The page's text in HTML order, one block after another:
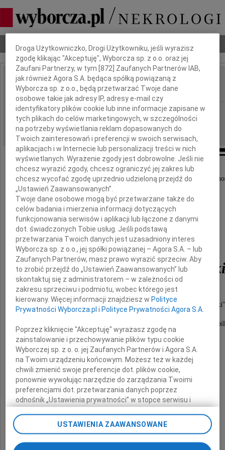
Nekrologi Odeszli Poradnik pogrzebowy
IMIĘ I NAZWISKO: Grzegorz Chmielewski
REGION: Kraków
DATA EMISJI: 21.11.2022
Z wielkim żalem i smutkiem przyjęliśmy
w dniu 17 listopada 2022 roku
Grzegorz Chmielewski
Członek Zespołu redakcyjnego
"Suplementu Monografii Automobilklubu
Znany i ceniony autor wielu opracowań
związanych z historią polskiej motoryzacji i
Odszedł wspaniały Człowiek!
Rodzinie
składamy
wyrazy głębokiego współczucia
Dbamy o Twoją prywatność
Droga Użytkowniczko, Drogi Użytkowniku, jeśli wyrazisz
zgodę klikając "Akceptuję", Wyborcza sp. z o.o. oraz jej
Zaufani Partnerzy, w tym [872 ] Zaufanych Partnerów IAB,
jak również Agora S.A. będąca spółką powiązaną z
Wyborcza sp. z o.o., będą przetwarzać Twoje dane
osobowe takie jak adresy IP, adresy e-mail czy
identyfikatory plików cookie lub inne informacje zapisane w
tych plikach do celów marketingowych, w szczególności
na potrzeby wyświetlania reklam dopasowanych do
Twoich zainteresowań i preferencji w swoich serwisach,
aplikacjach i w Internecie lub personalizacji treści w nich
wyświetlanych. Wyrażenie zgody jest dobrowolne. Jeśli nie
chcesz wyrazić zgody, chcesz ograniczyć jej zakres lub
chcesz wycofać zgodę uprzednio udzieloną przejdź do
„Ustawień Zaawansowanych”.
Twoje dane osobowe mogą być przetwarzane także do
celów badania i mierzenia informacji dotyczących
funkcjonowania serwisów i aplikacji lub łączone z danymi
dot. świadczonych Tobie usług. Jeśli podstawą
przetwarzania Twoich danych jest uzasadniony interes
Wyborcza sp. z o.o., jej spółki powiązanej – Agora S.A. – lub
Zaufanych Partnerów, masz prawo wyrazić sprzeciw. Aby
to zrobić przejdź do „Ustawień Zaawansowanych” lub
skontaktuj się z administratorem – w zależności od
zakresu sprzeciwu i podmiotu, wobec którego jest
kierowany. Więcej informacji znajdziesz w Polityce
Prywatności Wyborcza.pl i Polityce Prywatności Agora S.A.
Poprzez kliknięcie "Akceptuję" wyrażasz zgodę na
zainstalowanie i przechowywanie plików typu cookie
Wyborczej sp. z o. o. jej Zaufanych Partnerów i Agora S.A.
na Twoim urządzeniu końcowym. Możesz też w każdej
chwili zmienić swoje preferencje dot. plików cookie,
ponownie wywołując narzędzie do zarządzania Twoimi
preferencjami dot. przetwarzania danych poprzez
odnośnik „Ustawienia prywatności” w stopce serwisu i
Zmiana ustawień plików cookie możliwa jest także za
pomocą ustawień przeglądarki.
USTAWIENIA ZAAWANSOWANE